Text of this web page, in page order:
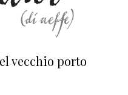
vecchio porto